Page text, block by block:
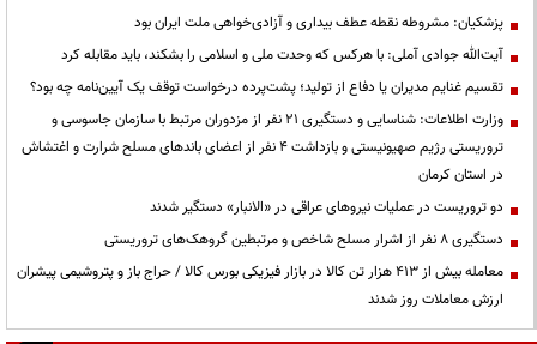
پزشکیان: مشروطه نقطه عطف بیداری و آزادی‌خواهی ملت ایران بود
آیت‌الله جوادی آملی: با هرکس که وحدت ملی و اسلامی را بشکند، باید مقابله کرد
تقسیم غنایم مدیران یا دفاع از تولید؛ پشت‌پرده درخواست توقف یک آیین‌نامه چه بود؟
وزارت اطلاعات: شناسایی و دستگیری ۲۱ نفر از مزدوران مرتبط با سازمان جاسوسی و
تروریستی رژیم صهیونیستی و بازداشت ۴ نفر از اعضای باندهای مسلح شرارت و اغتشاش
در استان کرمان
دو تروریست در عملیات نیروهای عراقی در «الانبار» دستگیر شدند
دستگیری ۸ نفر از اشرار مسلح شاخص و مرتبطین گروهک‌های تروریستی
معامله بیش از ۴۱۳ هزار تن کالا در بازار فیزیکی بورس کالا / حراج باز و پتروشیمی پیشران
ارزش معاملات روز شدند